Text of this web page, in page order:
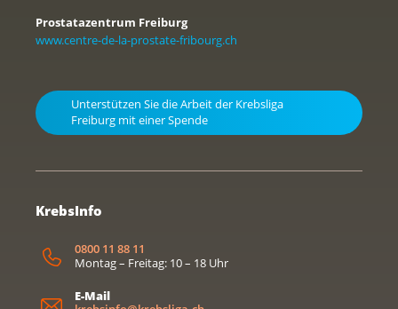
Prostatazentrum Freiburg
www.centre-de-la-prostate-fribourg.ch
Unterstützen Sie die Arbeit der Krebsliga
Freiburg mit einer Spende
KrebsInfo
0800 11 88 11
Montag – Freitag: 10 – 18 Uhr
E-Mail